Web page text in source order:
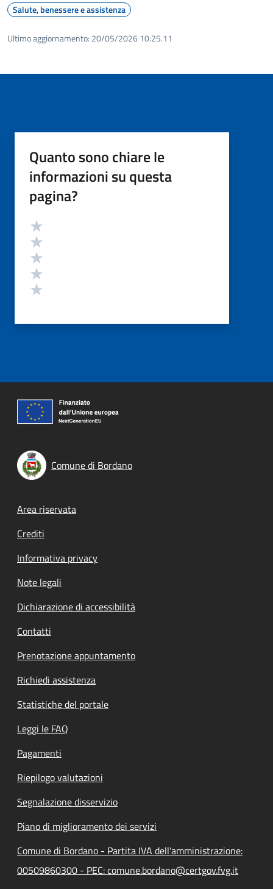
Salute, benessere e assistenza
Ultimo aggiornamento: 20/05/2026 10:25.11
Quanto sono chiare le
informazioni su questa
pagina?
Valutazione
Comune di Bordano
Footer menu
Area riservata
Crediti
Informativa privacy
Note legali
Dichiarazione di accessibilità
Contatti
Prenotazione appuntamento
Richiedi assistenza
Statistiche del portale
Leggi le FAQ
Pagamenti
Riepilogo valutazioni
Segnalazione disservizio
Piano di miglioramento dei servizi
Comune di Bordano - Partita IVA dell'amministrazione:
00509860300 - PEC: comune.bordano@certgov.fvg.it